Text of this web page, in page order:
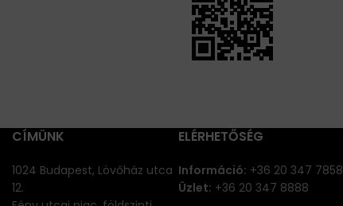
CÍMÜNK
1024 Budapest, Lövőház utca
12.
ELÉRHETŐSÉG
Információ: +36 20 347 7858
Üzlet: +36 20 347 8888